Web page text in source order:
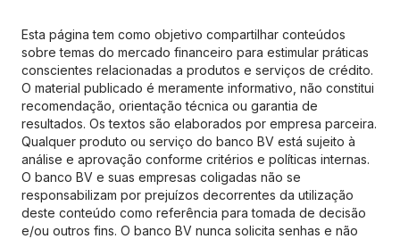
Esta página tem como objetivo compartilhar conteúdos
sobre temas do mercado financeiro para estimular práticas
conscientes relacionadas a produtos e serviços de crédito.
O material publicado é meramente informativo, não constitui
recomendação, orientação técnica ou garantia de
resultados. Os textos são elaborados por empresa parceira.
Qualquer produto ou serviço do banco BV está sujeito à
análise e aprovação conforme critérios e políticas internas.
O banco BV e suas empresas coligadas não se
responsabilizam por prejuízos decorrentes da utilização
deste conteúdo como referência para tomada de decisão
e/ou outros fins. O banco BV nunca solicita senhas e não